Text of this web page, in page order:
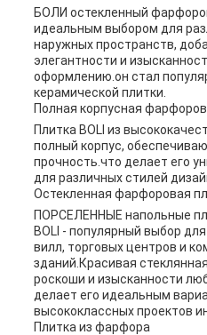
БОЛИ остекленный
идеальным выбором для
наружных пространств,
элегантности и
оформлению.он стал
керамической плитки.
Полная корпусная
Плитка BOLI из
полный корпус,
прочность.что делает его
для различных стилей
Остекленная фарфоровая
ПОРСЕЛЕННЫЕ напольные
BOLI - популярный выбор
вилл, торговых центров и
зданий.Красивая
роскоши и изысканности
делает его идеальным
высококлассных проектов
Плитка из фарфора